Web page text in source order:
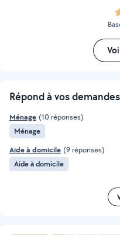
Répond à vos
Ménage (10 réponses)
Ménage
Aide à domicile (9 réponses)
Aide à domicile